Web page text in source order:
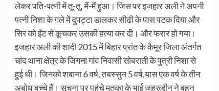
लेकर पति-पत्नी में तू-तू, मैं-मैं हुआ। जिस पर इजहार अली ने अपनी
पत्नी निशा के गले में दुपट्टा डालकर सीढी के पास पटक दिया और
सिर को ईंट से कूचकर उसकी हत्या कर दी। और फरार हो गया।
इजहार अली की शादी 2015 में बिहार प्रांत के कैमूर जिला अंतर्गत
चांद थाना क्षेत्र के जिगना गांव निवासी सोबराती के पुत्री निशा से
हुई थी। जिनको शबाना 6 वर्ष, तबस्सुन 5 वर्ष,यास एक वर्ष के तीन
अबोध बच्चे हैं। सूचना पर पहुंचे मृतका के भाई जहरूद्दीन ने बहन